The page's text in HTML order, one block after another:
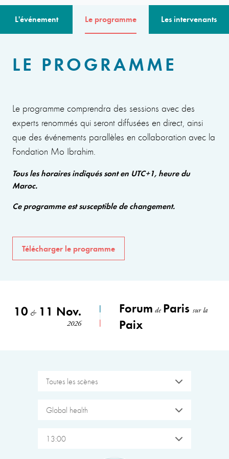
L'événement Le programme Les intervenants
LE PROGRAMME
Le programme comprendra des sessions avec des
experts renommés qui seront diffusées en direct, ainsi
que des événements parallèles en collaboration avec la
Fondation Mo Ibrahim.
Tous les horaires indiqués sont en UTC+1, heure du
Maroc.
Ce programme est susceptible de changement.
Télécharger le programme
10 &11 Nov.
2026
Forum de Parissur la
Paix
Toutes les scènes
Global health
13:00